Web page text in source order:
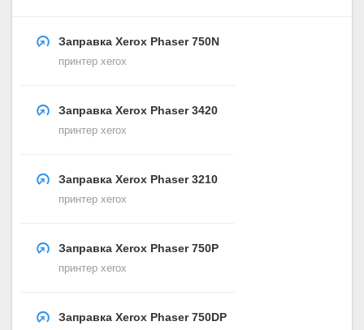
Заправка Xerox Phaser 750N
принтер xerox
Заправка Xerox Phaser 3420
принтер xerox
Заправка Xerox Phaser 3210
принтер xerox
Заправка Xerox Phaser 750P
принтер xerox
Заправка Xerox Phaser 750DP